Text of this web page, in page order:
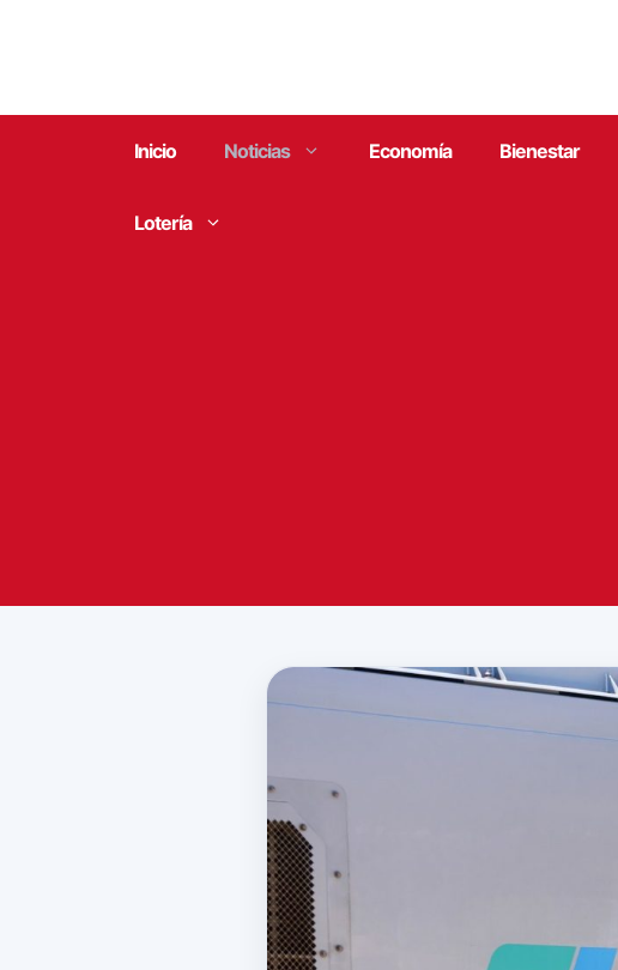
Inicio Noticias Economía Bienestar
Lotería